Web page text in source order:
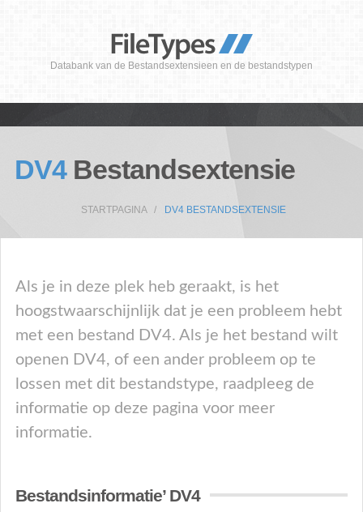
Databank van de Bestandsextensieen en de bestandstypen
DV4Bestandsextensie
STARTPAGINA DV4 BESTANDSEXTENSIE
Als je in deze plek heb geraakt, is het
hoogstwaarschijnlijk dat je een probleem hebt
met een bestand DV4. Als je het bestand wilt
openen DV4, of een ander probleem op te
lossen met dit bestandstype, raadpleeg de
informatie op deze pagina voor meer
informatie.
Bestandsinformatie’ DV4